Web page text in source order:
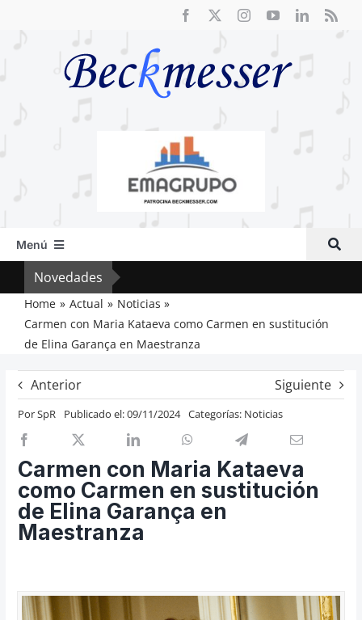
Menú
Inicio
Actual
Artículos
Previos de ópera
Entrevistas
Recomendación
Cosas de Beckmesser
Nosotros y privacidad
Buscar:
Novedades
Home Actual
Noticias
Carmen con Maria Kataeva como Carmen en sustitución
de Elina Garança en Maestranza
Anterior Siguiente
PorSpR Publicado el: 09/11/2024 Categorías: Noticias
Carmen con Maria Kataeva
como Carmen en sustitución
de Elina Garança en
Maestranza